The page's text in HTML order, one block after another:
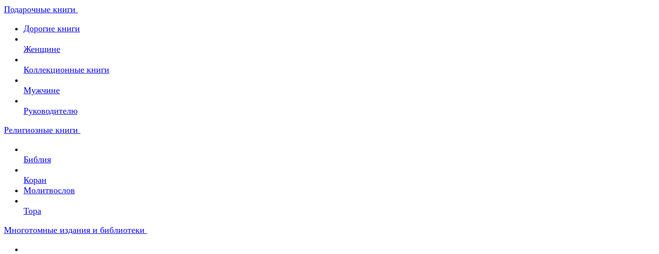
Подарочные книги
Дорогие книги
Женщине
Коллекционные книги
Мужчине
Руководителю
Религиозные книги
Библия
Коран
Молитвослов
Тора
Многотомные издания и библиотеки